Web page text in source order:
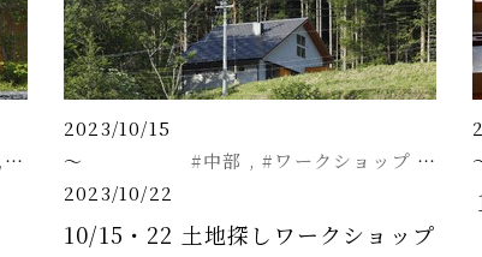
#セミナー
2023/10/15
～
2023/10/22
#中部 #ワークショップ #セ
10/15・22 土地探しワークショップ